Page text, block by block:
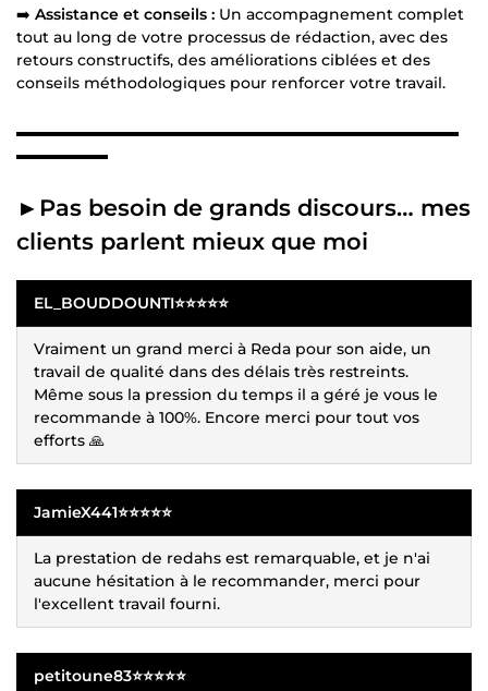
➡️ Assistance et conseils : Un accompagnement complet
tout au long de votre processus de rédaction, avec des
retours constructifs, des améliorations ciblées et des
conseils méthodologiques pour renforcer votre travail.
▬▬▬▬▬▬▬▬▬▬▬▬▬▬▬▬▬▬▬▬▬▬▬▬▬▬▬▬▬
▬▬▬▬▬▬
►Pas besoin de grands discours… mes
clients parlent mieux que moi
EL_BOUDDOUNTI⭐⭐⭐⭐⭐
Vraiment un grand merci à Reda pour son aide, un
travail de qualité dans des délais très restreints.
Même sous la pression du temps il a géré je vous le
recommande à 100%. Encore merci pour tout vos
efforts 🙏
JamieX441⭐⭐⭐⭐⭐
La prestation de redahs est remarquable, et je n'ai
aucune hésitation à le recommander, merci pour
l'excellent travail fourni.
petitoune83⭐⭐⭐⭐⭐